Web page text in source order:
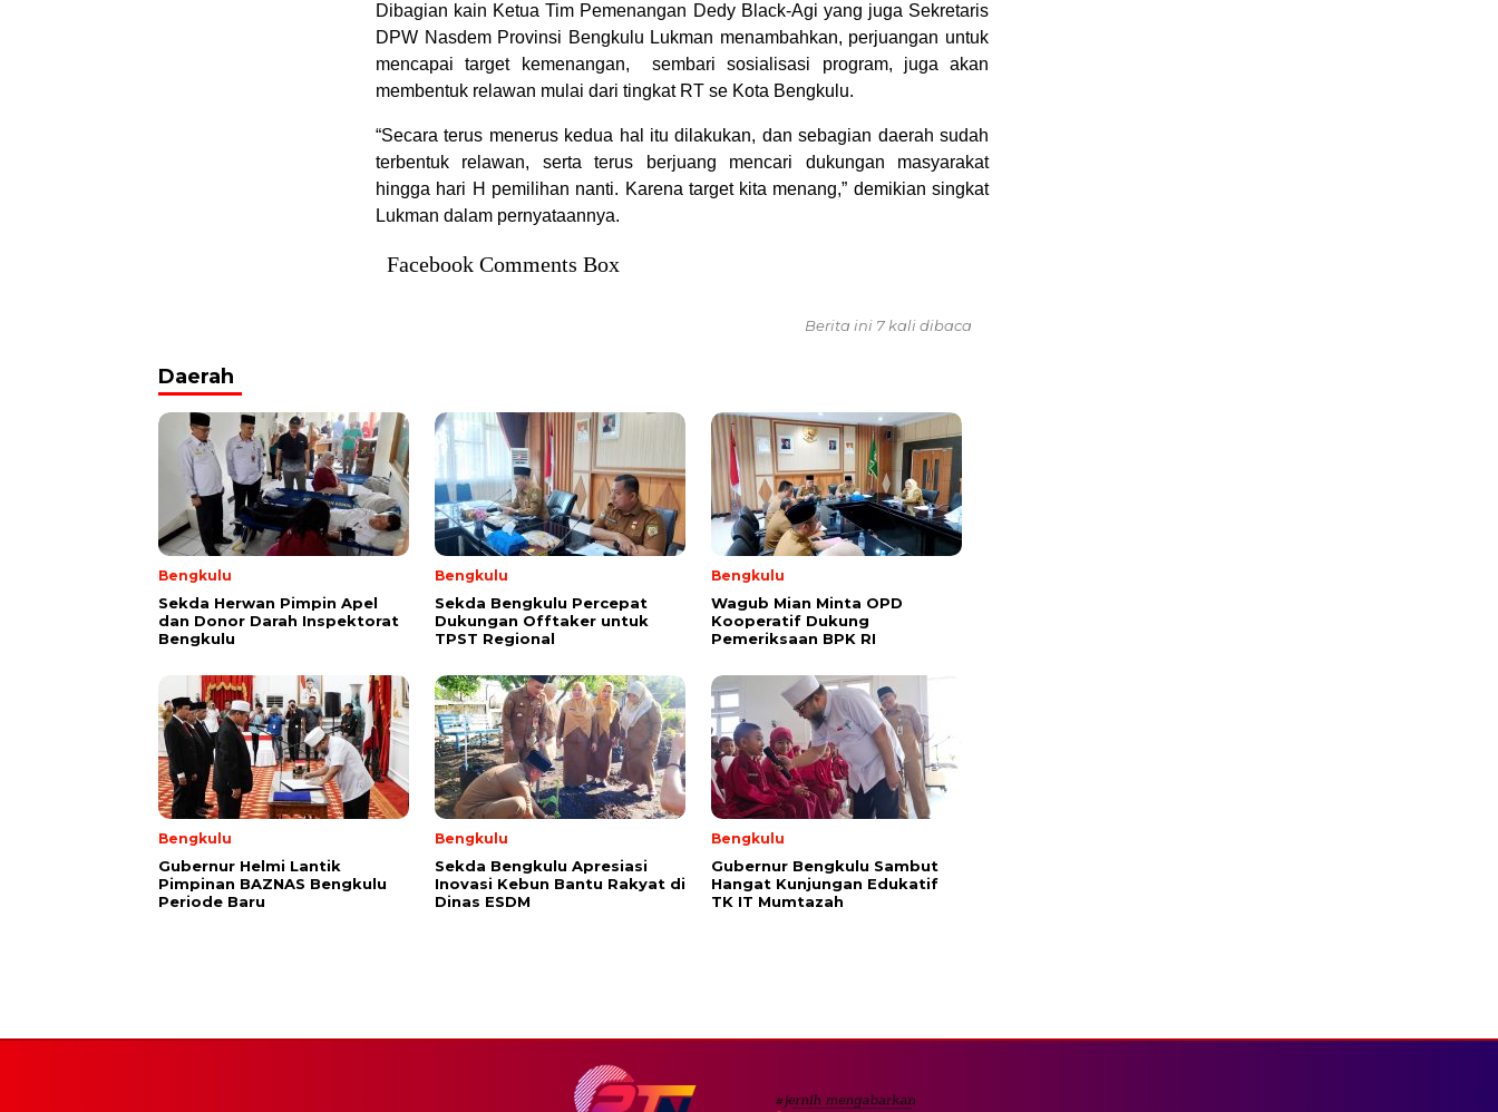
Dibagian kain Ketua Tim Pemenangan Dedy Black-Agi yang juga Sekretaris
DPW Nasdem Provinsi Bengkulu Lukman menambahkan, perjuangan untuk
mencapai target kemenangan, sembari sosialisasi program, juga akan
membentuk relawan mulai dari tingkat RT se Kota Bengkulu.
“Secara terus menerus kedua hal itu dilakukan, dan sebagian daerah sudah
terbentuk relawan, serta terus berjuang mencari dukungan masyarakat
hingga hari H pemilihan nanti. Karena target kita menang,” demikian singkat
Lukman dalam pernyataannya.
Facebook Comments Box
Berita ini 7 kali dibaca
Daerah
Bengkulu
Sekda Herwan Pimpin Apel
dan Donor Darah Inspektorat
Bengkulu
Bengkulu
Sekda Bengkulu Percepat
Dukungan Offtaker untuk
TPST Regional
Bengkulu
Wagub Mian Minta OPD
Kooperatif Dukung
Pemeriksaan BPK RI
Bengkulu
Gubernur Helmi Lantik
Pimpinan BAZNAS Bengkulu
Periode Baru
Bengkulu
Sekda Bengkulu Apresiasi
Inovasi Kebun Bantu Rakyat di
Dinas ESDM
Bengkulu
Gubernur Bengkulu Sambut
Hangat Kunjungan Edukatif
TK IT Mumtazah